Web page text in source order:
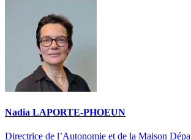
Nadia LAPORTE-PHOEUN
Directrice de l’Autonomie et de la Maison